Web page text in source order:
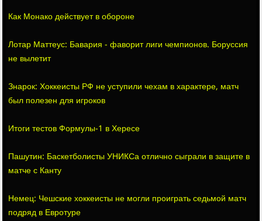
Как Монако действует в обороне
Лотар Маттеус: Бавария - фаворит лиги чемпионов. Боруссия
не вылетит
Знарок: Хоккеисты РФ не уступили чехам в характере, матч
был полезен для игроков
Итоги тестов Формулы-1 в Хересе
Пашутин: Баскетболисты УНИКСа отлично сыграли в защите в
матче с Канту
Немец: Чешские хоккеисты не могли проиграть седьмой матч
подряд в Евротуре